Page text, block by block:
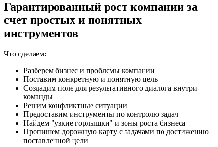
Гарантированный рост компании за
счет простых и понятных
инструментов
Что сделаем:
Разберем бизнес и проблемы компании
Поставим конкретную и понятную цель
Создадим поле для результативного диалога внутри
команды
Решим конфликтные ситуации
Предоставим инструменты по контролю задач
Найдем "узкие горлышки" и зоны роста бизнеса
Пропишем дорожную карту с задачами по достижению
поставленной цели